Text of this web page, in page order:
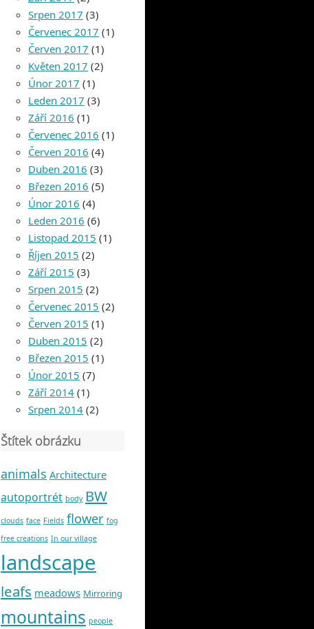
Srpen 2017 (3)
Červenec 2017 (1)
Červen 2017 (1)
Květen 2017 (2)
Únor 2017 (1)
Leden 2017 (3)
Září 2016 (1)
Červenec 2016 (1)
Červen 2016 (4)
Duben 2016 (3)
Březen 2016 (5)
Únor 2016 (4)
Leden 2016 (6)
Listopad 2015 (1)
Říjen 2015 (2)
Září 2015 (3)
Srpen 2015 (2)
Červenec 2015 (2)
Červen 2015 (1)
Duben 2015 (2)
Březen 2015 (1)
Únor 2015 (7)
Září 2014 (1)
Srpen 2014 (2)
Štítek obrázku
animals Architecture
autoportrét body BW
clouds face Fields flower fog
free creations In our village
landscape
leafs meadows Mirroring
mountains people